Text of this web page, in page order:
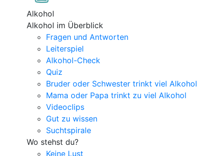
Alkohol
Alkohol im Überblick
Fragen und Antworten
Leiterspiel
Alkohol-Check
Quiz
Bruder oder Schwester trinkt viel Alkohol
Mama oder Papa trinkt zu viel Alkohol
Videoclips
Gut zu wissen
Suchtspirale
Wo stehst du?
Keine Lust